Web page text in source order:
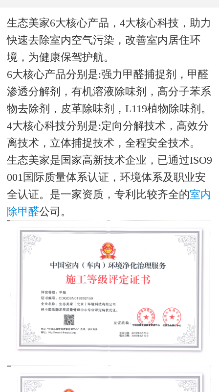
生态美家6大核心产品，4大核心科技，助力
快速去除室内空气污染，改善室内居住环
境，为健康保驾护航。
6大核心产品分别是:强力甲醛捕捉剂，甲醛
渗透分解剂，有机溶液除味剂，高分子苯系
物去除剂，皮革除味剂，L119植物除味剂。
4大核心科技分别是:定向分解技术，高效分
离技术，立体捕捉技术，全程安全技术。
生态美家是国家高新技术企业，已通过ISO9
001国际质量体系认证，环境体系及职业安
全认证。是一家资质，专利比较齐全的室内
除甲醛公司。